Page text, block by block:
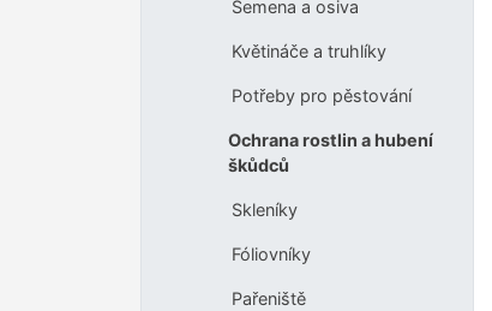
Semena a osiva
Květináče a truhlíky
Potřeby pro pěstování
Ochrana rostlin a hubení
škůdců
Skleníky
Fóliovníky
Pařeniště